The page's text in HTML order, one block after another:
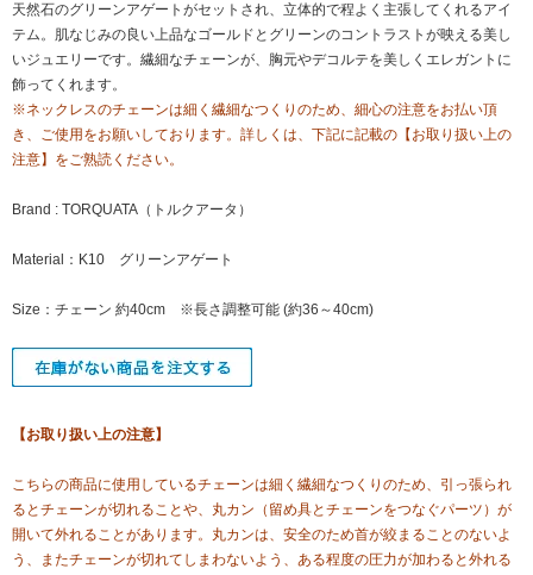
天然石のグリーンアゲートがセットされ、立体的で程よく主張してくれるアイ
テム。肌なじみの良い上品なゴールドとグリーンのコントラストが映える美し
いジュエリーです。繊細なチェーンが、胸元やデコルテを美しくエレガントに
飾ってくれます。
※ネックレスのチェーンは細く繊細なつくりのため、細心の注意をお払い頂
き、ご使用をお願いしております。詳しくは、下記に記載の【お取り扱い上の
注意】をご熟読ください。
Brand : TORQUATA（トルクアータ）
Material：K10 グリーンアゲート
Size：チェーン 約40cm ※長さ調整可能 (約36～40cm)
【お取り扱い上の注意】
こちらの商品に使用しているチェーンは細く繊細なつくりのため、引っ張られ
るとチェーンが切れることや、丸カン（留め具とチェーンをつなぐパーツ）が
開いて外れることがあります。丸カンは、安全のため首が絞まることのないよ
う、またチェーンが切れてしまわないよう、ある程度の圧力が加わると外れる